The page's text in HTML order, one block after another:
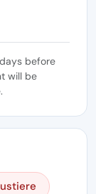
before
will be